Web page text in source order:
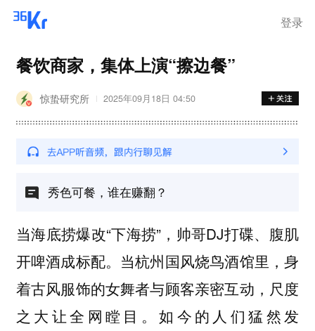
登录
餐饮商家，集体上演“擦边餐”
惊蛰研究所 2025年09月18日 04:50
秀色可餐，谁在赚翻？
当海底捞爆改“下海捞”，帅哥DJ打碟、腹肌
开啤酒成标配。当杭州国风烧鸟酒馆里，身
着古风服饰的女舞者与顾客亲密互动，尺度
之大让全网瞠目。如今的人们猛然发